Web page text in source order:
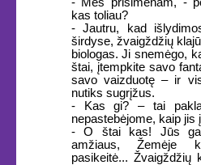
- Mes prisimenam, -
kas toliau?
- Jautru, kad
širdyse, žvaigždžių
biologas. Ji snemėgo,
štai, įtempkite savo
savo vaizduotę – ir
nutiks sugrįžus.
- Kas gi? – tai
nepastebėjome, kaip jis
- O štai kas! Jūs
amžiaus, Žemėje
pasikeitė... Žvaigždžių